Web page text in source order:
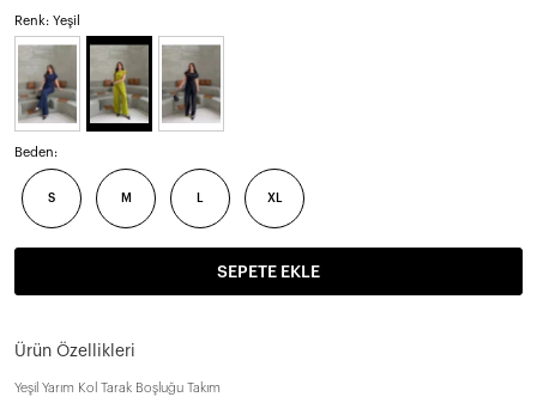
Renk: Yeşil
Beden:
S M XL
SEPETE EKLE
Ürün Özellikleri
Yeşil Yarım Kol Tarak Boşluğu Takım